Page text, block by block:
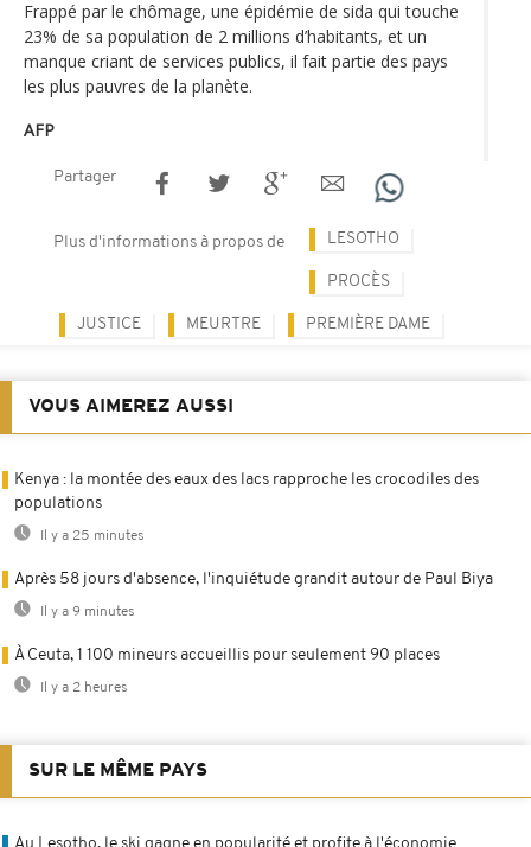
Frappé par le chômage, une épidémie de sida qui touche
23% de sa population de 2 millions d’habitants, et un
manque criant de services publics, il fait partie des pays
les plus pauvres de la planète.
AFP
Partager
Plus d'informations à propos de LESOTHO
PROCÈS
JUSTICE MEURTRE PREMIÈRE DAME
VOUS AIMEREZ AUSSI
Kenya : la montée des eaux des lacs rapproche les crocodiles des
populations
Il y a 25 minutes
Après 58 jours d'absence, l'inquiétude grandit autour de Paul Biya
Il y a 9 minutes
À Ceuta, 1 100 mineurs accueillis pour seulement 90 places
Il y a 2 heures
SUR LE MÊME PAYS